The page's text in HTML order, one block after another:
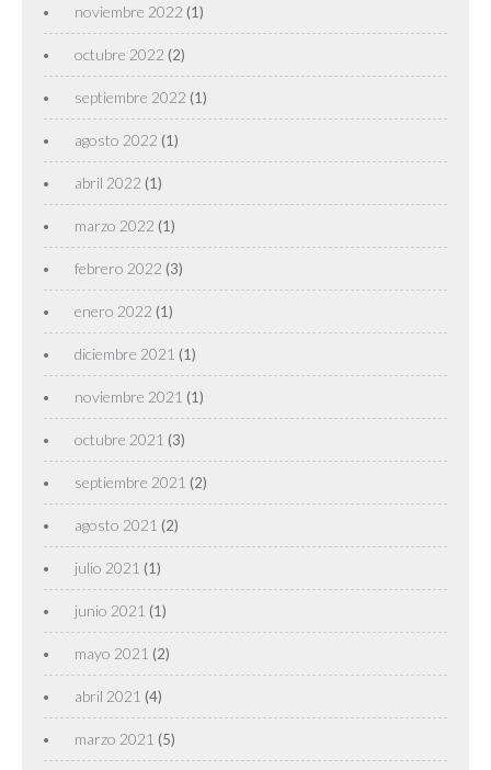
noviembre 2022 (1)
octubre 2022 (2)
septiembre 2022 (1)
agosto 2022 (1)
abril 2022 (1)
marzo 2022 (1)
febrero 2022 (3)
enero 2022 (1)
diciembre 2021 (1)
noviembre 2021 (1)
octubre 2021 (3)
septiembre 2021 (2)
agosto 2021 (2)
julio 2021 (1)
junio 2021 (1)
mayo 2021 (2)
abril 2021 (4)
marzo 2021 (5)